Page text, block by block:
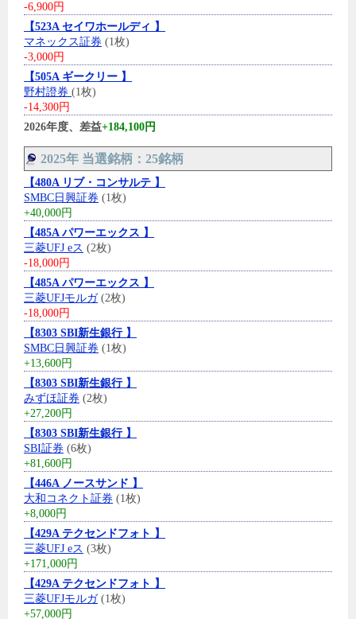
-6,900円
【523A セイワホールディ 】
マネックス証券 (1枚)
-3,000円
【505A ギークリー 】
野村證券 (1枚)
-14,300円
2026年度、差益+184,100円
2025年 当選銘柄：25銘柄
【480A リブ・コンサルテ 】
SMBC日興証券 (1枚)
+40,000円
【485A パワーエックス 】
三菱UFJ eス (2枚)
-18,000円
【485A パワーエックス 】
三菱UFJモルガ(2枚)
-18,000円
【8303 SBI新生銀行 】
SMBC日興証券 (1枚)
+13,600円
【8303 SBI新生銀行 】
みずほ証券 (2枚)
+27,200円
【8303 SBI新生銀行 】
SBI証券 (6枚)
+81,600円
【446A ノースサンド 】
大和コネクト証券 (1枚)
+8,000円
【429A テクセンドフォト 】
三菱UFJ eス (3枚)
+171,000円
【429A テクセンドフォト 】
三菱UFJモルガ(1枚)
+57,000円